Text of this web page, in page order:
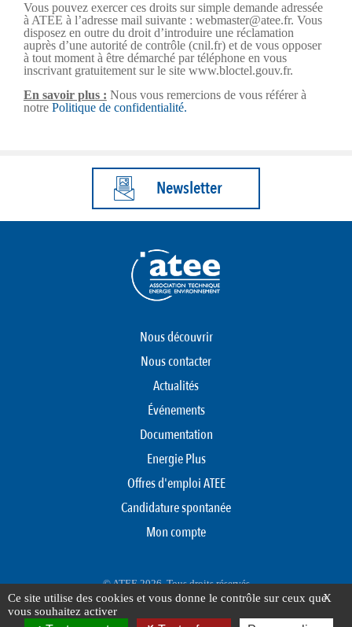
Vous pouvez exercer ces droits sur simple demande adressée
à ATEE à l’adresse mail suivante : webmaster@atee.fr. Vous
disposez en outre du droit d’introduire une réclamation
auprès d’une autorité de contrôle (cnil.fr) et de vous opposer
à tout moment à être démarché par téléphone en vous
inscrivant gratuitement sur le site www.bloctel.gouv.fr.
En savoir plus : Nous vous remercions de vous référer à
notre Politique de confidentialité.
Newsletter
Nous découvrir
Nous contacter
Actualités
Événements
Documentation
Energie Plus
Offres d'emploi ATEE
Candidature spontanée
Mon compte
© ATEE 2026. Tous droits réservés
Protection des données personnelles Plan du site
X
Ce site utilise des cookies et vous donne le contrôle sur ceux que
vous souhaitez activer